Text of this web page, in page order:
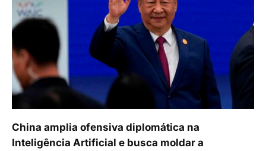
China amplia ofensiva diplomática na
Inteligência Artificial e busca moldar a